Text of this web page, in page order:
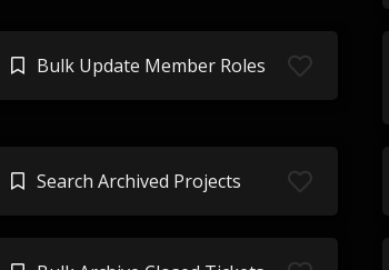
Bulk Update Member Roles
Search Archived Projects